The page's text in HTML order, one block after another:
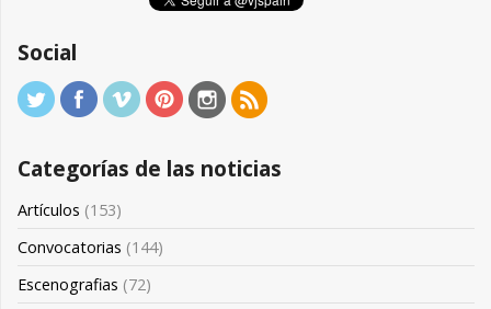
Social
Categorías de las noticias
Artículos (153)
Convocatorias (144)
Escenografias (72)